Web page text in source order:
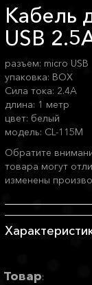
Кабель
USB
разъем: micro USB
упаковка: BOX
Сила тока: 2.4A
длина: 1 метр
цвет: белый
модель: CL-115M
Обратите
товара могут
изменены
Товар: